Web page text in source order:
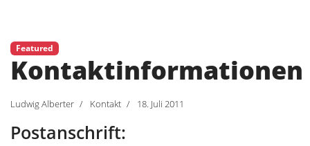
Featured
Kontaktinformationen
Ludwig Alberter Kontakt 18. Juli 2011
Postanschrift: